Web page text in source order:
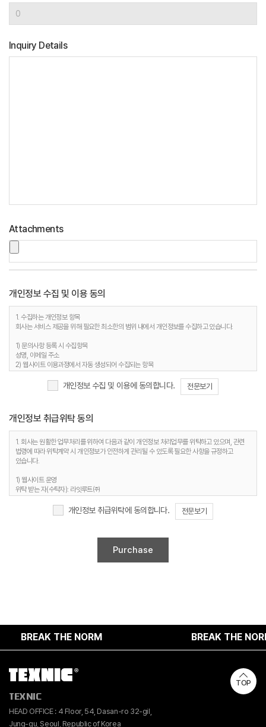
Inquiry Details
Attachments
개인정보 수집 및 이용 동의
1. 수집하는 개인정보 항목
회사는 서비스 제공을 위해 필요한 최소한의 범위 내에서 개인정보를 수집하고 있습니다.
1) 문의사항 등록 시 수집항목
성명, 이메일 주소
2) 웹사이트 이용과정에서 자동 생성되어 수집되는 항목
2. 개인정보 수집 목적
1) 문의사항 등록 시 수집항목
사용자 식별, 사용자 문의 대응, 제안·불만·AS처리 등의 민원처리, 공지사항 전달
2) 웹사이트 이용과정에서 자동 생성되어 수집되는 항목
접속빈도 파악 및 서비스 이용 통계 수집 등 사용자 서비스 이용 분석을 통한 안정적 서비스 운영
및 품질 향상
3. 개인정보 보유기간
정보주체 개인정보는 원칙적으로 개인정보의 수집 및 이용목적이 달성되면 지체 없이
파기합니다. 단, 다음의 정보에 대해서는 아래의 이유로 명시한 기간 동안 보존합니다.
1) 문의사항 등록 시 수집항목
보유 이유 : 사용자 식별, 사용자 문의 대응, 민원처리, 공지사항 전달
2) 웹사이트 이용과정에서 자동 생성되어 수집되는 항목
보유 이유 : 접속빈도 파악 및 서비스 이용 통계 수집
개인정보 수집 및 이용에 동의합니다. 전문보기
개인정보 취급위탁 동의
1. 회사는 원활한 업무처리를 위하여 다음과 같이 개인정보 처리업무를 위탁하고 있으며, 관련
법령에 따라 위탁계약 시 개인정보가 안전하게 관리될 수 있도록 필요한 사항을 규정하고
있습니다.
1) 웹사이트 운영
위탁 받는 자(수탁자): 라잇루트㈜
개인정보 보유 및 이용기간 : 명시된 보유기간 및 이유 종료 시까지
정보주체는 위와 같은 개인정보의 취급위탁을 거부할 수 있습니다. 다만 이러한 개인정보의
취급위탁에 동의하지 않을 경우에는 회원가입 및 진행업무와 관련한 정상적인 서비스 제공이
개인정보 취급위탁에 동의합니다. 전문보기
BREAK THE NORM BREAK THE NORM
TEXNIC
HEAD OFFICE : 4 Floor, 54, Dasan-ro 32-gil,
Jung-gu, Seoul, Republic of Korea
TOP